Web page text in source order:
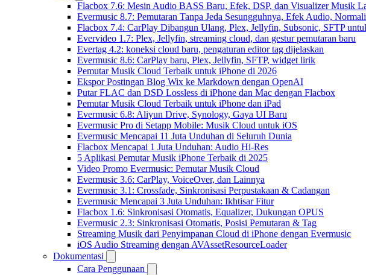
Flacbox 7.6: Mesin Audio BASS Baru, Efek, DSP, dan Visualizer Musik
Evermusic 8.7: Pemutaran Tanpa Jeda Sesungguhnya, Efek Audio,
Flacbox 7.4: CarPlay Dibangun Ulang, Plex, Jellyfin, Subsonic, SFTP
Evervideo 1.7: Plex, Jellyfin, streaming cloud, dan gestur pemutaran baru
Evertag 4.2: koneksi cloud baru, pengaturan editor tag dijelaskan
Evermusic 8.6: CarPlay baru, Plex, Jellyfin, SFTP, widget lirik
Pemutar Musik Cloud Terbaik untuk iPhone di 2026
Ekspor Postingan Blog Wix ke Markdown dengan OpenAI
Putar FLAC dan DSD Lossless di iPhone dan Mac dengan Flacbox
Pemutar Musik Cloud Terbaik untuk iPhone dan iPad
Evermusic 6.8: Aliyun Drive, Synology, Gaya UI Baru
Evermusic Pro di Setapp Mobile: Musik Cloud untuk iOS
Evermusic Mencapai 11 Juta Unduhan di Seluruh Dunia
Flacbox Mencapai 1 Juta Unduhan: Audio Hi-Res
5 Aplikasi Pemutar Musik iPhone Terbaik di 2025
Video Promo Evermusic: Pemutar Musik Cloud
Evermusic 3.6: CarPlay, VoiceOver, dan Lainnya
Evermusic 3.1: Crossfade, Sinkronisasi Perpustakaan & Cadangan
Evermusic Mencapai 3 Juta Unduhan: Ikhtisar Fitur
Flacbox 1.6: Sinkronisasi Otomatis, Equalizer, Dukungan OPUS
Evermusic 2.3: Sinkronisasi Otomatis, Posisi Pemutaran & Tag
Streaming Musik dari Penyimpanan Cloud di iPhone dengan Evermusic
iOS Audio Streaming dengan AVAssetResourceLoader
Dokumentasi
Cara Penggunaan